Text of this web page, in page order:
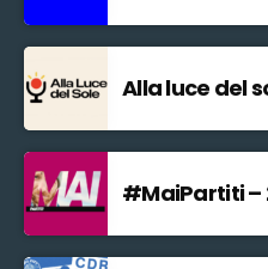
Alla luce del
#MaiPartiti –